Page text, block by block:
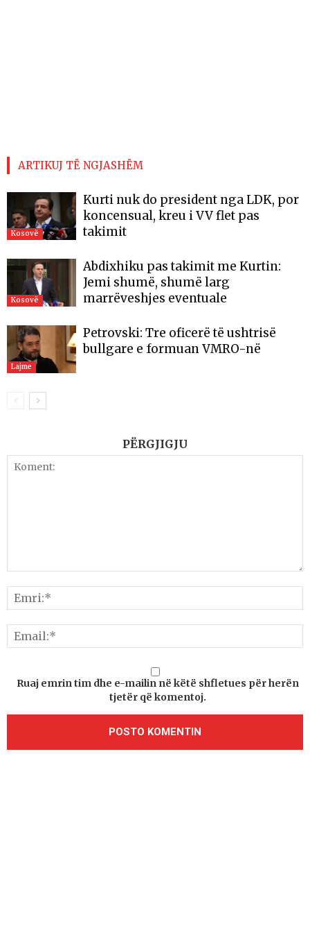
ARTIKUJ TË NGJASHËM
Kosovë
Kurti nuk do president nga LDK, por
koncensual, kreu i VV flet pas
takimit
Kosovë
Abdixhiku pas takimit me Kurtin:
Jemi shumë, shumë larg
marrëveshjes eventuale
Lajme
Petrovski: Tre oficerë të ushtrisë
bullgare e formuan VMRO-në
PËRGJIGJU
Ruaj emrin tim dhe e-mailin në këtë shfletues për herën
tjetër që komentoj.